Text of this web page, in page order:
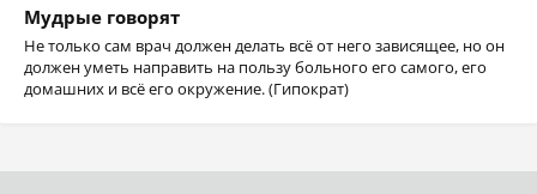
Мудрые говорят
Не только сам врач должен делать всё от него зависящее, но он
должен уметь направить на пользу больного его самого, его
домашних и всё его окружение. (Гипократ)